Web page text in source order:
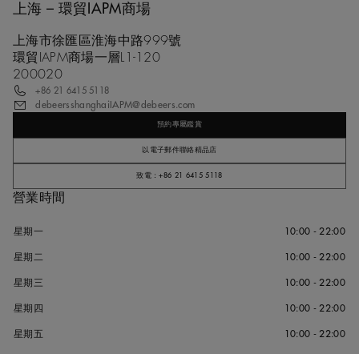
上海 – 環貿IAPM商場
上海市徐匯區淮海中路999號
環貿IAPM商場一層L1-120
200020
+86 21 6415 5118
debeersshanghaiIAPM@debeers.com
預約專屬鑑賞
以電子郵件聯絡精品店
致電：+86 21 6415 5118
營業時間
星期一 10:00 - 22:00
星期二 10:00 - 22:00
星期三 10:00 - 22:00
星期四 10:00 - 22:00
星期五 10:00 - 22:00